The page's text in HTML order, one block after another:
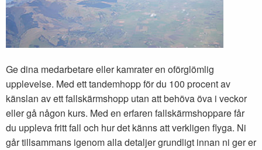
Ge dina medarbetare eller kamrater en oförglömlig
upplevelse. Med ett tandemhopp för du 100 procent av
känslan av ett fallskärmshopp utan att behöva öva i veckor
eller gå någon kurs. Med en erfaren fallskärmshoppare får
du uppleva fritt fall och hur det känns att verkligen flyga. Ni
går tillsammans igenom alla detaljer grundligt innan ni ger er